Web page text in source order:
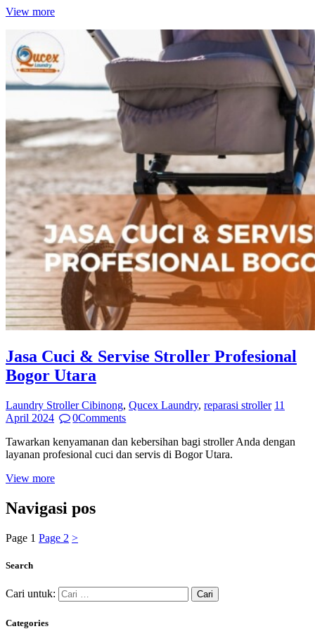
View more
Jasa Cuci & Servise Stroller Profesional
Bogor Utara
Laundry Stroller Cibinong, Qucex Laundry, reparasi stroller 11
April 2024
0Comments
Tawarkan kenyamanan dan kebersihan bagi stroller Anda dengan
layanan profesional cuci dan servis di Bogor Utara.
View more
Navigasi pos
Page 1 Page 2 >
Search
Cari untuk:
Categories